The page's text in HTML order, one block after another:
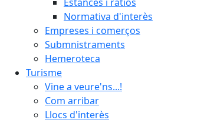
Normativa d'interès
Empreses i comerços
Submnistraments
Hemeroteca
Turisme
Vine a veure'ns...!
Com arribar
Llocs d'interès